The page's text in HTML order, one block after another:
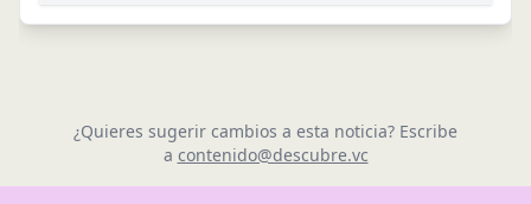
¿Quieres sugerir cambios a esta noticia? Escribe
a contenido@descubre.vc